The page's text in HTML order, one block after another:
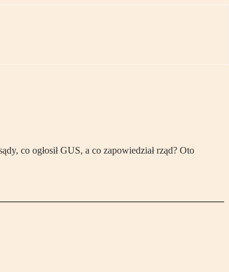
co ogłosił GUS, a co zapowiedział rząd? Oto